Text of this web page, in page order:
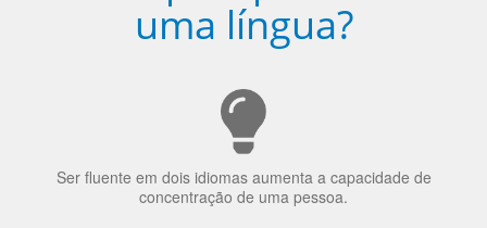
Ser fluente em dois idiomas aumenta a capacidade de
concentração de uma pessoa.